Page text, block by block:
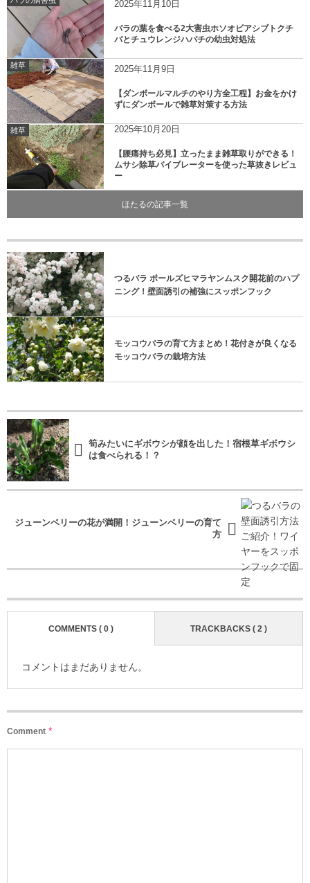
2025年11月10日
バラの葉を食べる2大害虫ホソオビアシブトクチ
バとチュウレンジハバチの幼虫対処法
雑草 2025年11月9日
【ダンボールマルチのやり方全工程】お金をかけ
ずにダンボールで雑草対策する方法
雑草 2025年10月20日
【腰痛持ち必見】立ったまま雑草取りができる！
ムサシ除草バイブレーターを使った草抜きレビュ
ー
ほたるの記事一覧
つるバラ ポールズヒマラヤンムスク開花前のハプ
ニング！壁面誘引の補強にスッポンフック
モッコウバラの育て方まとめ！花付きが良くなる
モッコウバラの栽培方法
筍みたいにギボウシが顔を出した！宿根草ギボウシ
は食べられる！？
ジューンベリーの花が満開！ジューンベリーの育て
方
COMMENTS ( 0 ) TRACKBACKS ( 2 )
コメントはまだありません。
Comment *